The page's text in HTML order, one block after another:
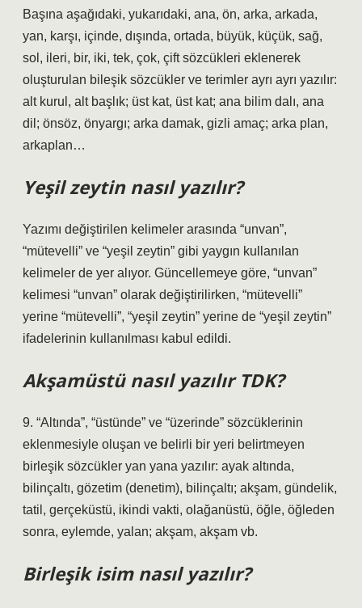
Başına aşağıdaki, yukarıdaki, ana, ön, arka, arkada,
yan, karşı, içinde, dışında, ortada, büyük, küçük, sağ,
sol, ileri, bir, iki, tek, çok, çift sözcükleri eklenerek
oluşturulan bileşik sözcükler ve terimler ayrı ayrı yazılır:
alt kurul, alt başlık; üst kat, üst kat; ana bilim dalı, ana
dil; önsöz, önyargı; arka damak, gizli amaç; arka plan,
arkaplan…
Yeşil zeytin nasıl yazılır?
Yazımı değiştirilen kelimeler arasında “unvan”,
“mütevelli” ve “yeşil zeytin” gibi yaygın kullanılan
kelimeler de yer alıyor. Güncellemeye göre, “unvan”
kelimesi “unvan” olarak değiştirilirken, “mütevelli”
yerine “mütevelli”, “yeşil zeytin” yerine de “yeşil zeytin”
ifadelerinin kullanılması kabul edildi.
Akşamüstü nasıl yazılır TDK?
9. “Altında”, “üstünde” ve “üzerinde” sözcüklerinin
eklenmesiyle oluşan ve belirli bir yeri belirtmeyen
birleşik sözcükler yan yana yazılır: ayak altında,
bilinçaltı, gözetim (denetim), bilinçaltı; akşam, gündelik,
tatil, gerçeküstü, ikindi vakti, olağanüstü, öğle, öğleden
sonra, eylemde, yalan; akşam, akşam vb.
Birleşik isim nasıl yazılır?